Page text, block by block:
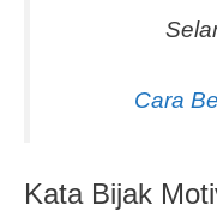
Cara
Kata Bijak